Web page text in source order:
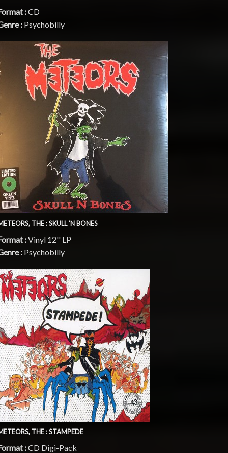
:CD
: Psychobilly
THE : SKULL 'N BONES
:Vinyl 12'' LP
: Psychobilly
THE : STAMPEDE
:CD Digi-Pack